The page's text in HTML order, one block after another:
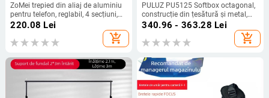
ZoMei trepied din aliaj de aluminiu
pentru telefon, reglabil, 4 secțiuni,
încărcătură 2-5 kg, placă de
eliberare rapidă, clips pentru telefon
sau tabletă
220.08 Lei
add_shopping_cart
PULUZ PU5125 Softbox octagonal,
construcție din țesătură și metal,
compatibilitate universală, greutate
340.96 - 363.28 Lei
add_shopping_cart